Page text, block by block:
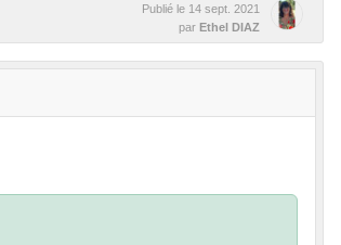
Publié le 14 sept. 2021
par Ethel DIAZ